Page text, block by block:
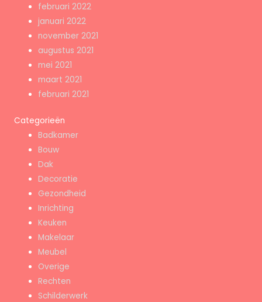
februari 2022
januari 2022
november 2021
augustus 2021
mei 2021
maart 2021
februari 2021
Categorieën
Badkamer
Bouw
Dak
Decoratie
Gezondheid
Inrichting
Keuken
Makelaar
Meubel
Overige
Rechten
Schilderwerk